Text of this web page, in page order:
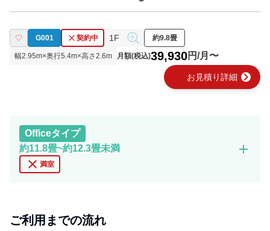
G001 契約中 1F 約9.8畳
幅2.95m×奥行5.4m×高さ2.6m 月額(税込)39,930円/月〜
お見積り詳細 chevron_right
Officeタイプ
約11.8畳~約12.3畳未満
close 満室
add
ご利用までの流れ